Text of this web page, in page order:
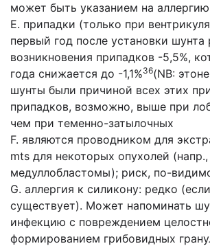
может быть указанием на
E. припадки (только при
первый год после установки шунта
возникновения припадков -5,5%,
года снижается до -1,1%36(NB:
шунты были причиной всех этих
припадков, возможно, выше при
чем при теменно-затылочных
F. являются проводником для
mts для некоторых опухолей (напр.,
медуллобластомы); риск, по-
G. аллергия к силикону: редко
существует). Может напоминать
инфекцию с повреждением
формированием грибовидных